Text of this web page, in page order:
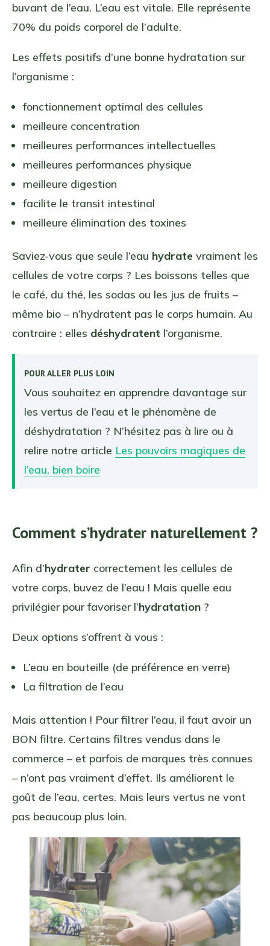
buvant de l’eau. L’eau est vitale. Elle représente
70% du poids corporel de l’adulte.
Les effets positifs d’une bonne hydratation sur
l’organisme :
fonctionnement optimal des cellules
meilleure concentration
meilleures performances intellectuelles
meilleures performances physique
meilleure digestion
facilite le transit intestinal
meilleure élimination des toxines
Saviez-vous que seule l’eau hydrate vraiment les
cellules de votre corps ? Les boissons telles que
le café, du thé, les sodas ou les jus de fruits –
même bio – n’hydratent pas le corps humain. Au
contraire : elles déshydratent l’organisme.
POUR ALLER PLUS LOIN
Vous souhaitez en apprendre davantage sur
les vertus de l’eau et le phénomène de
déshydratation ? N’hésitez pas à lire ou à
relire notre article Les pouvoirs magiques de
l’eau, bien boire
Comment s’hydrater naturellement ?
Afin d’hydrater correctement les cellules de
votre corps, buvez de l’eau ! Mais quelle eau
privilégier pour favoriser l’hydratation ?
Deux options s’offrent à vous :
L’eau en bouteille (de préférence en verre)
La filtration de l’eau
Mais attention ! Pour filtrer l’eau, il faut avoir un
BON filtre. Certains filtres vendus dans le
commerce – et parfois de marques très connues
– n’ont pas vraiment d’effet. Ils améliorent le
goût de l’eau, certes. Mais leurs vertus ne vont
pas beaucoup plus loin.